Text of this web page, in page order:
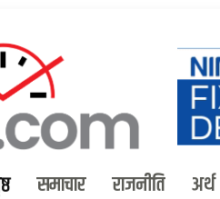
समाचार राजनीति अर्थ